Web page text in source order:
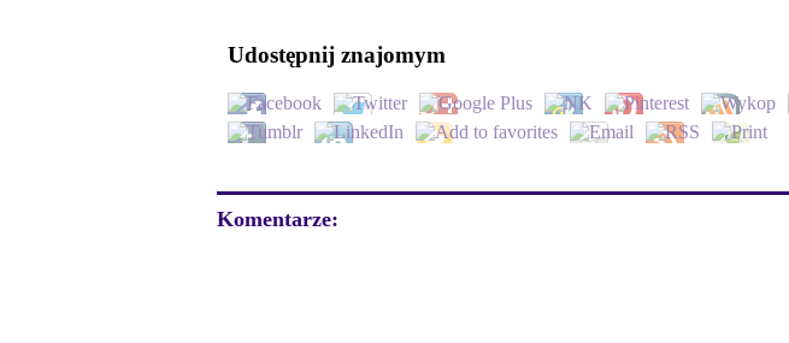
Udostępnij znajomym
Komentarze: